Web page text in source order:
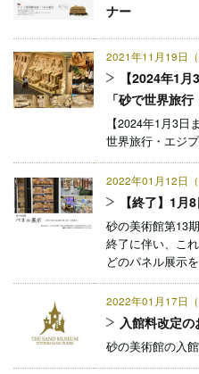
ナー
2021年11月19日
【2024年1
「砂で世界旅行
【2024年1月3
世界旅行・エジプ
2022年01月12日
【終了】1月
砂の美術館第13
終了に伴い、こ
どのパネル展示
2022年01月17日
入館料改定の
砂の美術館の入